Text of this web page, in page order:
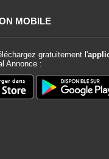
MOBILE
gratuitement l'
Annonce :